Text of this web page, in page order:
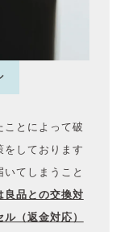
ことによって破
をしております
てしまうこと
良品との交換対
（返金対応）